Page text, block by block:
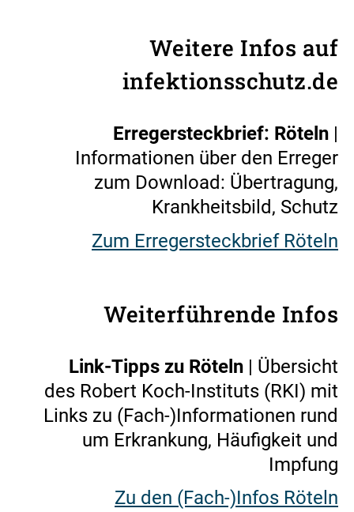
Weitere Infos auf
infektionsschutz.de
Erregersteckbrief: Röteln |
Informationen über den Erreger
zum Download: Übertragung,
Krankheitsbild, Schutz
Zum Erregersteckbrief Röteln
Weiterführende Infos
Link-Tipps zu Röteln | Übersicht
des Robert Koch-Instituts (RKI) mit
Links zu (Fach-)Informationen rund
um Erkrankung, Häufigkeit und
Impfung
Zu den (Fach-)Infos Röteln